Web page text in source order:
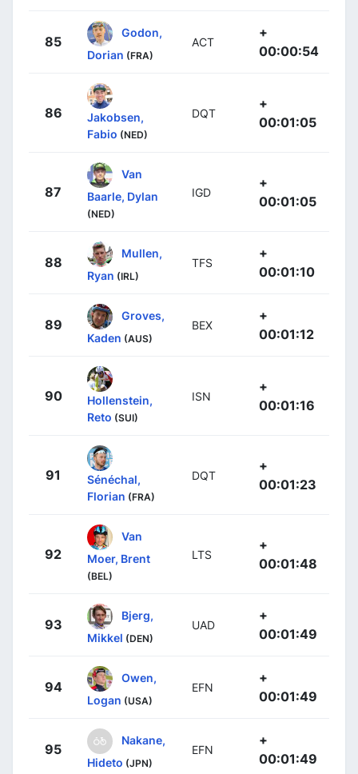
85
Godon,
Dorian (FRA)
ACT
+
00:00:54
86
Jakobsen,
Fabio (NED)
DQT
+
00:01:05
87
Van
Baarle, Dylan
(NED)
IGD
+
00:01:05
88
Mullen,
Ryan (IRL)
TFS
+
00:01:10
89
Groves,
Kaden (AUS)
BEX
+
00:01:12
90
Hollenstein,
Reto (SUI)
ISN
+
00:01:16
91
Sénéchal,
Florian (FRA)
DQT
+
00:01:23
92
Van
Moer, Brent
(BEL)
LTS
+
00:01:48
93
Bjerg,
Mikkel (DEN)
UAD
+
00:01:49
94
Owen,
Logan (USA)
EFN
+
00:01:49
95
Nakane,
Hideto (JPN)
EFN
+
00:01:49